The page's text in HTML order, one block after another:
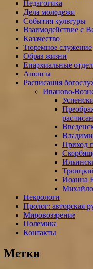
Педагогика
Дела молодежи
События культуры
Взаимодействие с
Казачество
Тюремное служение
Образ жизни
Епархиальные
Анонсы
Расписания
Иваново-
Приход
Иоанна
Некрологи
Пролог: авторская
Мировоззрение
Полемика
Контакты
Метки